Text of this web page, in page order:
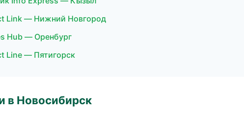
Link — Нижний Новгород
Hub — Оренбург
Line — Пятигорск
в Новосибирск